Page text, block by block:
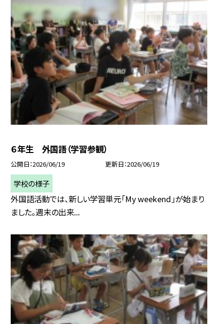
６年生 外国語（学習参観）
公開日 2026/06/19 更新日 2026/06/19
学校の様子
外国語活動では、新しい学習単元「My weekend」が始まり
ました。週末の出来...